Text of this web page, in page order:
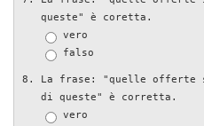
queste" è coretta.
vero
falso
La frase: "quelle offerte
di queste" è corretta.
vero